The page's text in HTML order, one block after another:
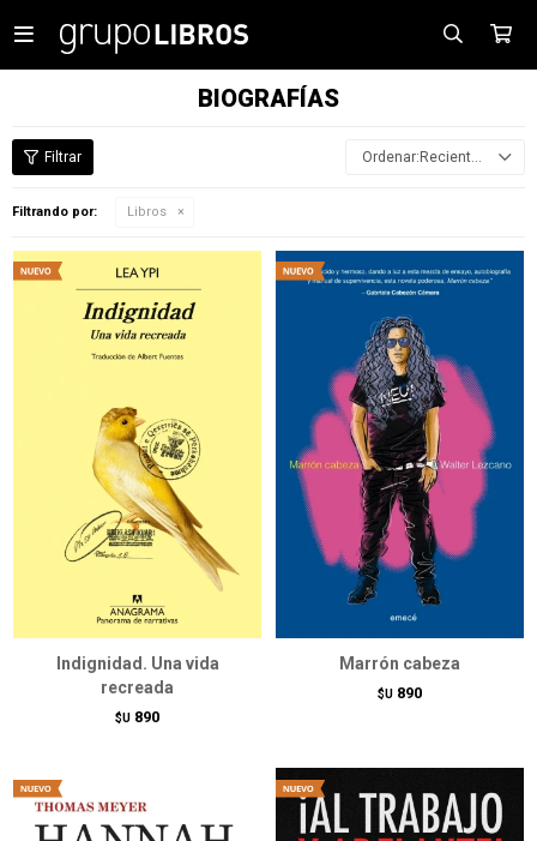

BIOGRAFÍAS
Recientes
Filtrando por: Libros
Indignidad. Una vida
recreada
$U 890
Marrón cabeza
$U 890